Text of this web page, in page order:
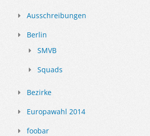
Ausschreibungen
Berlin
SMVB
Squads
Bezirke
Europawahl 2014
foobar